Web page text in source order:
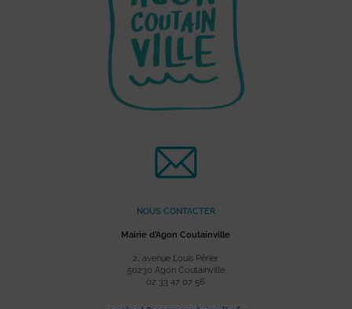
NOUS CONTACTER
Mairie d’Agon Coutainville
2, avenue Louis Périer
50230 Agon Coutainville
02 33 47 07 56